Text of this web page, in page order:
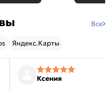
Все
Яндекс.Карты
Ксения